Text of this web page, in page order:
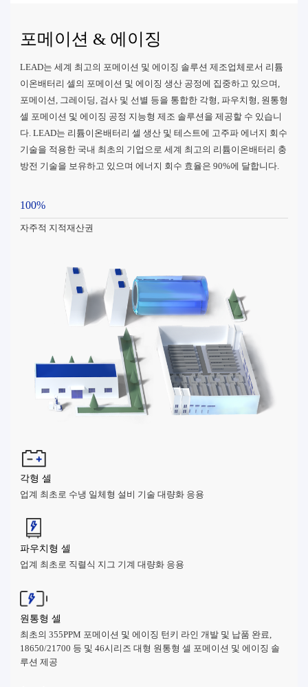
포메이션 & 에이징
LEAD는 세계 최고의 포메이션 및 에이징 솔루션 제조업체로서 리튬
이온배터리 셀의 포메이션 및 에이징 생산 공정에 집중하고 있으며,
포메이션, 그레이딩, 검사 및 선별 등을 통합한 각형, 파우치형, 원통형
셀 포메이션 및 에이징 공정 지능형 제조 솔루션을 제공할 수 있습니
다. LEAD는 리튬이온배터리 셀 생산 및 테스트에 고주파 에너지 회수
기술을 적용한 국내 최초의 기업으로 세계 최고의 리튬이온배터리 충
방전 기술을 보유하고 있으며 에너지 회수 효율은 90%에 달합니다.
100%
자주적 지적재산권
각형 셀
업계 최초로 수냉 일체형 설비 기술 대량화 응용
파우치형 셀
업계 최초로 직렬식 지그 기계 대량화 응용
원통형 셀
최초의 355PPM 포메이션 및 에이징 턴키 라인 개발 및 납품 완료,
18650/21700 등 및 46시리즈 대형 원통형 셀 포메이션 및 에이징 솔
루션 제공